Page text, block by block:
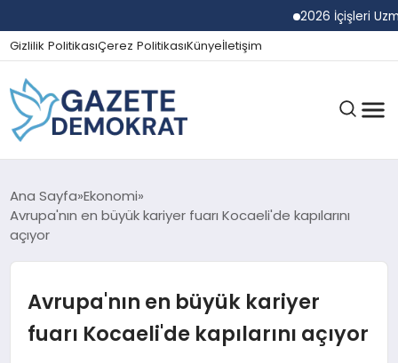
2026 İçişleri Uzman
Gizlilik PolitikasıÇerez PolitikasıKünyeİletişim
GÜNDEM
EKONOMI
SPOR
Ana Sayfa Ekonomi
Avrupa'nın en büyük kariyer fuarı Kocaeli'de kapılarını
açıyor
Avrupa'nın en büyük kariyer
fuarı Kocaeli'de kapılarını açıyor